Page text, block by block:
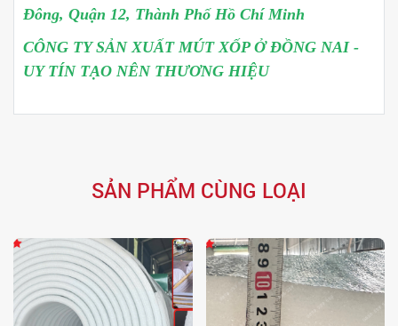
Đông, Quận 12, Thành Phố Hồ Chí Minh
CÔNG TY SẢN XUẤT MÚT XỐP Ở ĐỒNG NAI -
UY TÍN TẠO NÊN THƯƠNG HIỆU
SẢN PHẨM CÙNG LOẠI